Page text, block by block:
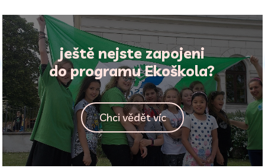
ještě nejste zapojeni
do programu Ekoškola?
Chci vědět víc